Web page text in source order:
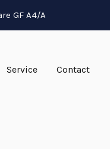
GF A4/A
Service Contact